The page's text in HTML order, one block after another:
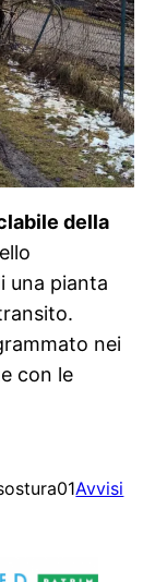
della
una pianta
nei
con le
Avvisi